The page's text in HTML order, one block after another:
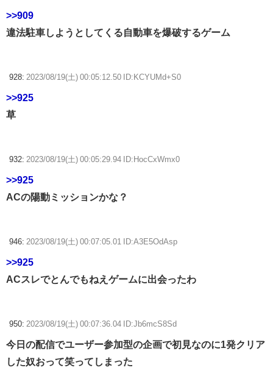
>>909
違法駐車しようとしてくる自動車を爆破するゲーム
928: 2023/08/19(土) 00:05:12.50 ID:KCYUMd+S0
>>925
草
932: 2023/08/19(土) 00:05:29.94 ID:HocCxWmx0
>>925
ACの陽動ミッションかな？
946: 2023/08/19(土) 00:07:05.01 ID:A3E5OdAsp
>>925
ACスレでとんでもねえゲームに出会ったわ
950: 2023/08/19(土) 00:07:36.04 ID:Jb6mcS8Sd
今日の配信でユーザー参加型の企画で初見なのに1発クリア
した奴おって笑ってしまった